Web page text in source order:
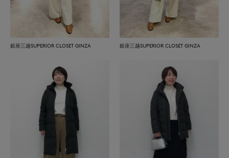
銀座三越SUPERIOR CLOSET GINZA 銀座三越SUPERIOR CLOSET GINZA